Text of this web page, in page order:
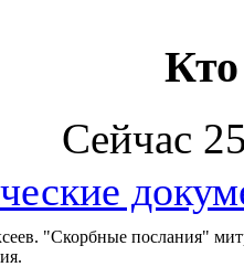
Кто
Сейчас
"Скорбные послания"